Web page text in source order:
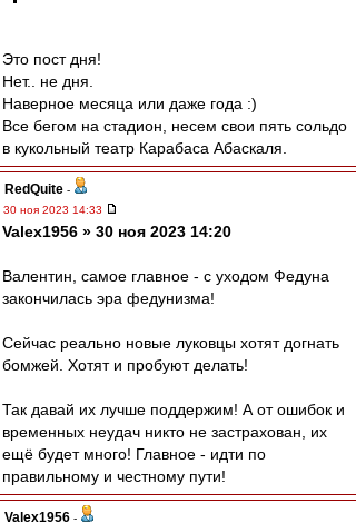
Это пост дня!
Нет.. не дня.
Наверное месяца или даже года :)
Все бегом на стадион, несем свои пять сольдо
в кукольный театр Карабаса Абаскаля.
RedQuite -
30 ноя 2023 14:33
Valex1956 » 30 ноя 2023 14:20
Валентин, самое главное - с уходом Федуна
закончилась эра федунизма!
Сейчас реально новые луковцы хотят догнать
бомжей. Хотят и пробуют делать!
Так давай их лучше поддержим! А от ошибок и
временных неудач никто не застрахован, их
ещё будет много! Главное - идти по
правильному и честному пути!
Valex1956 -